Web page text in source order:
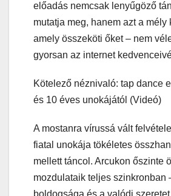
előadás nemcsak lenyűgöző
mutatja meg, hanem azt a mély
amely összeköti őket – nem
gyorsan az internet
Kötelező néznivaló: tap dance
és 10 éves unokájától (Videó)
A mostanra vírussá vált
fiatal unokája tökéletes
mellett táncol. Arcukon őszinte
mozdulataik teljes szinkronban